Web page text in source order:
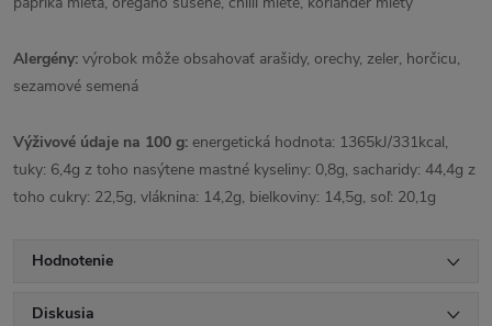
Alergény: výrobok môže obsahovať arašidy, orechy, zeler, horčicu,
sezamové semená
Výživové údaje na 100 g: energetická hodnota: 1365kJ/331kcal,
tuky: 6,4g z toho nasýtene mastné kyseliny: 0,8g, sacharidy: 44,4g z
toho cukry: 22,5g, vláknina: 14,2g, bielkoviny: 14,5g, soľ: 20,1g
Hodnotenie
Diskusia